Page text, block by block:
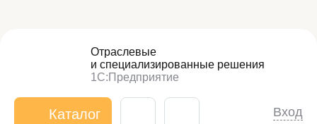
Отраслевые
и специализированные решения
1С:Предприятие
Каталог Вход